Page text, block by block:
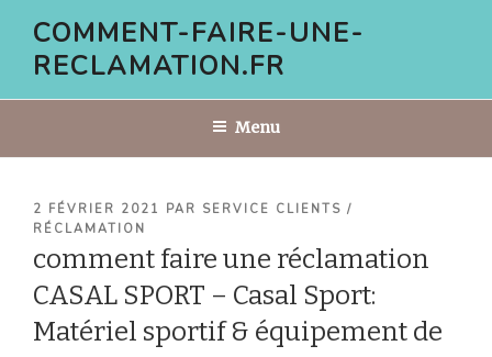
contenu
COMMENT-FAIRE-UNE-
RECLAMATION.FR
Menu
PUBLIÉ
LE
2 FÉVRIER 2021 PAR SERVICE CLIENTS /
RÉCLAMATION
comment faire une réclamation
CASAL SPORT – Casal Sport:
Matériel sportif & équipement de